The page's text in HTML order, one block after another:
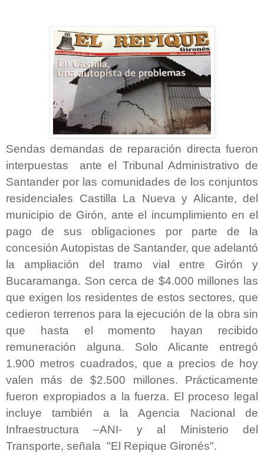
Sendas demandas de reparación directa fueron
interpuestas ante el Tribunal Administrativo de
Santander por las comunidades de los conjuntos
residenciales Castilla La Nueva y Alicante, del
municipio de Girón, ante el incumplimiento en el
pago de sus obligaciones por parte de la
concesión Autopistas de Santander, que adelantó
la ampliación del tramo vial entre Girón y
Bucaramanga. Son cerca de $4.000 millones las
que exigen los residentes de estos sectores, que
cedieron terrenos para la ejecución de la obra sin
que hasta el momento hayan recibido
remuneración alguna. Solo Alicante entregó
1.900 metros cuadrados, que a precios de hoy
valen más de $2.500 millones. Prácticamente
fueron expropiados a la fuerza. El proceso legal
incluye también a la Agencia Nacional de
Infraestructura –ANI- y al Ministerio del
Transporte, señala "El Repique Gironés".